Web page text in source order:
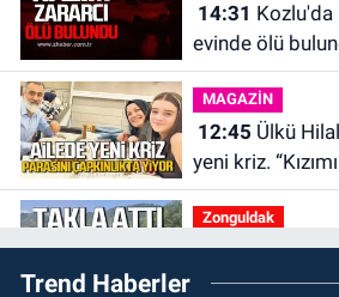
14:31
evinde ölü
MAGAZİN
12:45
yeni kriz.
çapkınlıkta
Zonguldak
12:15Çaycuma'da otomobil
durağa çarpıp
Trend Haberler